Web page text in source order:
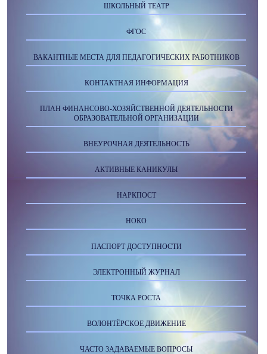
ШКОЛЬНЫЙ ТЕАТР
ФГОС
ВАКАНТНЫЕ МЕСТА ДЛЯ ПЕДАГОГИЧЕСКИХ РАБОТНИКОВ
КОНТАКТНАЯ ИНФОРМАЦИЯ
ПЛАН ФИНАНСОВО-ХОЗЯЙСТВЕННОЙ ДЕЯТЕЛЬНОСТИ
ОБРАЗОВАТЕЛЬНОЙ ОРГАНИЗАЦИИ
ВНЕУРОЧНАЯ ДЕЯТЕЛЬНОСТЬ
АКТИВНЫЕ КАНИКУЛЫ
НАРКПОСТ
НОКО
ПАСПОРТ ДОСТУПНОСТИ
ЭЛЕКТРОННЫЙ ЖУРНАЛ
ТОЧКА РОСТА
ВОЛОНТЁРСКОЕ ДВИЖЕНИЕ
ЧАСТО ЗАДАВАЕМЫЕ ВОПРОСЫ